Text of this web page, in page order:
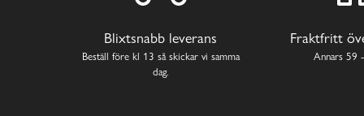
Blixtsnabb leverans
Beställ före kl 13 så skickar vi samma
dag.
Fraktfritt
Annars 59